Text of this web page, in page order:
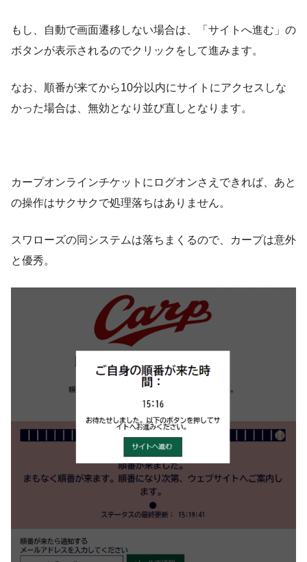
もし、自動で画面遷移しない場合は、「サイトへ進む」の
ボタンが表示されるのでクリックをして進みます。
なお、順番が来てから10分以内にサイトにアクセスしな
かった場合は、無効となり並び直しとなります。
カープオンラインチケットにログオンさえできれば、あと
の操作はサクサクで処理落ちはありません。
スワローズの同システムは落ちまくるので、カープは意外
と優秀。